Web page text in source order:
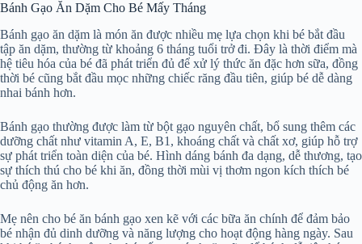
Bánh Gạo Ăn Dặm Cho Bé Mấy Tháng
Bánh gạo ăn dặm là món ăn được nhiều mẹ lựa chọn khi bé bắt đầu
tập ăn dặm, thường từ khoảng 6 tháng tuổi trở đi. Đây là thời điểm mà
hệ tiêu hóa của bé đã phát triển đủ để xử lý thức ăn đặc hơn sữa, đồng
thời bé cũng bắt đầu mọc những chiếc răng đầu tiên, giúp bé dễ dàng
nhai bánh hơn.
Bánh gạo thường được làm từ bột gạo nguyên chất, bổ sung thêm các
dưỡng chất như vitamin A, E, B1, khoáng chất và chất xơ, giúp hỗ trợ
sự phát triển toàn diện của bé. Hình dáng bánh đa dạng, dễ thương, tạo
sự thích thú cho bé khi ăn, đồng thời mùi vị thơm ngon kích thích bé
chủ động ăn hơn.
Mẹ nên cho bé ăn bánh gạo xen kẽ với các bữa ăn chính để đảm bảo
bé nhận đủ dinh dưỡng và năng lượng cho hoạt động hàng ngày. Sau